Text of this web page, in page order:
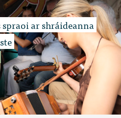
ar shráideanna